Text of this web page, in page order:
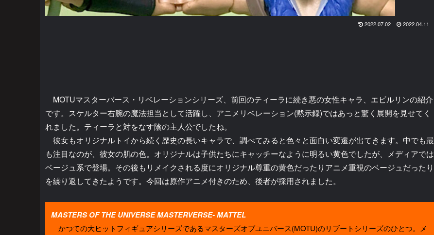
2022.07.02 2022.04.11
MOTUマスターバース・リベレーションシリーズ、前回のティーラに続き悪の女性キャラ、エビルリンの紹介
です。スケルター右腕の魔法担当として活躍し、アニメリベレーション(黙示録)ではあっと驚く展開を見せてく
れました。ティーラと対をなす陰の主人公でしたね。
彼女もオリジナルトイから続く歴史の長いキャラで、調べてみると色々と面白い変遷が出てきます。中でも最
も注目なのが、彼女の肌の色。オリジナルは子供たちにキャッチーなように明るい黄色でしたが、メディアでは
ベージュ系で登場。その後もリメイクされる度にオリジナル尊重の黄色だったりアニメ重視のベージュだったり
を繰り返してきたようです。今回は原作アニメ付きのため、後者が採用されました。
MASTERS OF THE UNIVERSE MASTERVERSE- MATTEL
かつての大ヒットフィギュアシリーズであるマスターズオブユニバース(MOTU)のリブートシリーズのひとつ。メ